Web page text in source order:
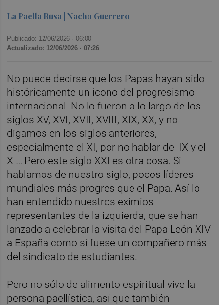
La Paella Rusa | Nacho Guerrero
Publicado: 12/06/2026 ·06:00
Actualizado: 12/06/2026 · 07:26
No puede decirse que los Papas hayan sido
históricamente un icono del progresismo
internacional. No lo fueron a lo largo de los
siglos XV, XVI, XVII, XVIII, XIX, XX, y no
digamos en los siglos anteriores,
especialmente el XI, por no hablar del IX y el
X … Pero este siglo XXI es otra cosa. Si
hablamos de nuestro siglo, pocos líderes
mundiales más progres que el Papa. Así lo
han entendido nuestros eximios
representantes de la izquierda, que se han
lanzado a celebrar la visita del Papa León XIV
a España como si fuese un compañero más
del sindicato de estudiantes.
Pero no sólo de alimento espiritual vive la
persona paellística, así que también